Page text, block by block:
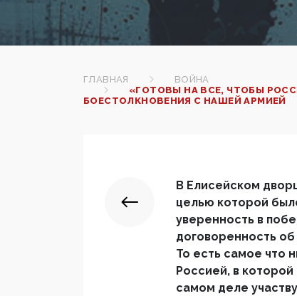
ГЛАВНАЯ
ВОЙНА
«ГОТОВЫ НА ВСЕ, ЧТОБЫ
БОЕСТОЛКНОВЕНИЯ С НАШЕЙ АРМИЕЙ
В Елисейском
целью которой
уверенность в
договоренность
То есть самое что
Россией, в
самом деле